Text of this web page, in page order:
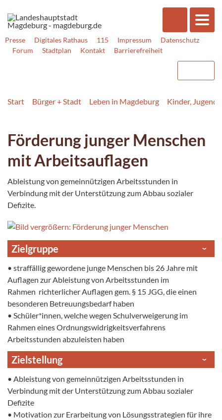
Presse Digitales Rathaus 115 Impressum
Datenschutz
Forum
Stadtplan Kontakt Barrierefreiheit
Start Bürger + Stadt Leben in Magdeburg Kinder, Jugend,
Förderung junger Menschen
mit Arbeitsauflagen
Ableistung von gemeinnützigen Arbeitsstunden in
Verbindung mit der Unterstützung zum Abbau sozialer
Defizite.
Zielgruppe
• straffällig gewordene junge Menschen bis 26 Jahre mit
Auflagen zur Ableistung von Arbeitsstunden im
Rahmen richterlicher Auflagen gem. § 15 JGG, die einen
besonderen Betreuungsbedarf haben
• Schüler*innen, welche wegen Schulverweigerung im
Rahmen eines Ordnungswidrigkeitsverfahrens
Arbeitsstunden abzuleisten haben
Zielstellung
• Ableistung von gemeinnützigen Arbeitsstunden in
Verbindung mit der Unterstützung zum Abbau sozialer
Defizite
• Motivation zur Erarbeitung von Lösungsstrategien für ihre